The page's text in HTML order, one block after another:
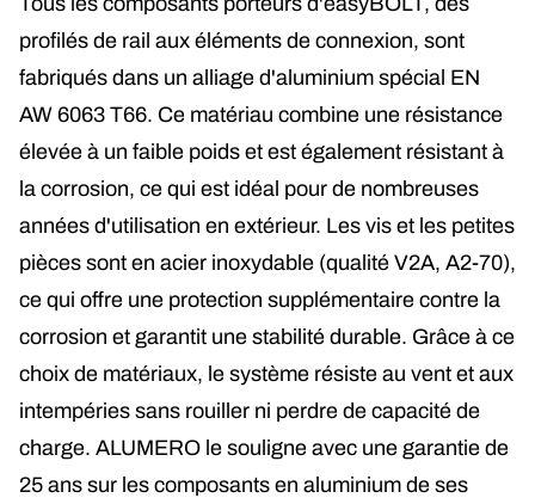
profilés de rail aux éléments de connexion, sont
fabriqués dans un alliage d'aluminium spécial EN
AW 6063 T66. Ce matériau combine une résistance
élevée à un faible poids et est également résistant à
la corrosion, ce qui est idéal pour de nombreuses
années d'utilisation en extérieur. Les vis et les petites
pièces sont en acier inoxydable (qualité V2A, A2-70),
ce qui offre une protection supplémentaire contre la
corrosion et garantit une stabilité durable. Grâce à ce
choix de matériaux, le système résiste au vent et aux
intempéries sans rouiller ni perdre de capacité de
charge. ALUMERO le souligne avec une garantie de
25 ans sur les composants en aluminium de ses